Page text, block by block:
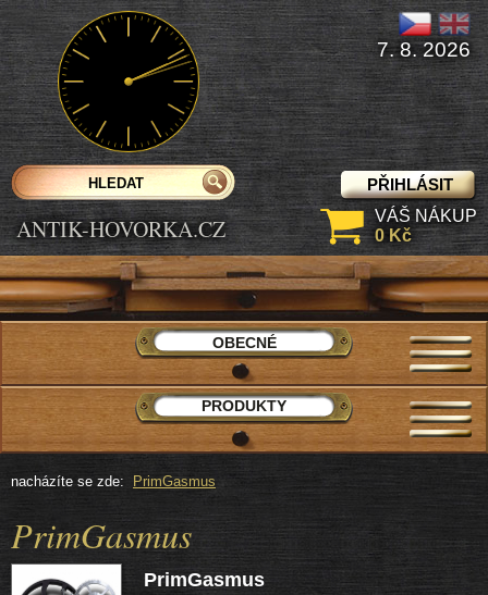
nacházíte se zde: PrimGasmus
PrimGasmus
PrimGasmus
ANTIK-HOVORKA.CZ
PŘIHLÁSIT
7. 8. 2026
VÁŠ NÁKUP
0 Kč
OBECNÉ
PRODUKTY